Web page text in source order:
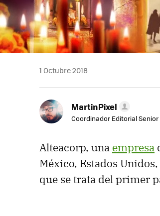
1 Octubre 2018
MartinPixel
Coordinador Editorial Senior
Alteacorp, una empresa
México, Estados
que se trata del primer